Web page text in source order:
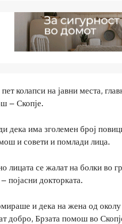
колапси на јавни места,
– Скопје.
дека има зголемен број
и совети и помлади лица.
лицата се жалат на болки во
појасни докторката.
и дека на жена од околу
добро, Брзата помош во